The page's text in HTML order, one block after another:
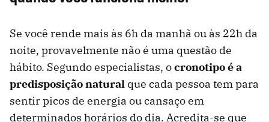
Se você rende mais às 6h da manhã ou às 22h da
noite, provavelmente não é uma questão de
hábito. Segundo especialistas, ocronotipo é a
predisposição natural que cada pessoa tem para
sentir picos de energia ou cansaço em
determinados horários do dia. Acredita-se que